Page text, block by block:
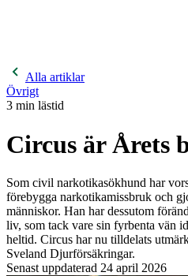
Alla artiklar
Övrigt
3 min lästid
Circus är Årets
Som civil narkotikasökhund har
förebygga narkotikamissbruk och
människor. Han har dessutom
liv, som tack vare sin fyrbenta vän
heltid. Circus har nu tilldelats
Sveland Djurförsäkringar.
Senast uppdaterad 24 april 2026